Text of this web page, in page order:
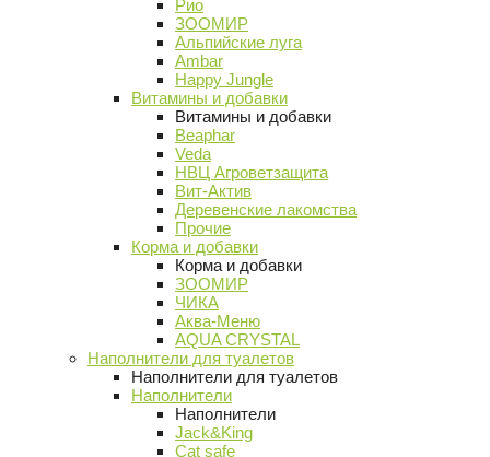
Рио
ЗООМИР
Альпийские луга
Ambar
Happy Jungle
Витамины и добавки
Витамины и добавки
Beaphar
Veda
НВЦ Агроветзащита
Вит-Актив
Деревенские лакомства
Прочие
Корма и добавки
Корма и добавки
ЗООМИР
ЧИКА
Аква-Меню
AQUA CRYSTAL
Наполнители для туалетов
Наполнители для туалетов
Наполнители
Наполнители
Jack&King
Cat safe